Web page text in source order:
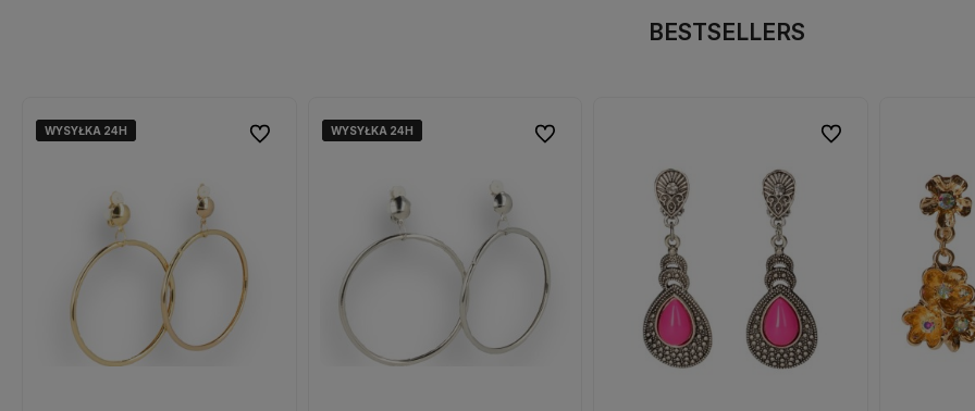
BESTSELLERS
WYSYŁKA 24H
WYSYŁKA 24H
WYSYŁKA 24H Do ulubionychWYSYŁKA 24H
WYSYŁKA 24H
WYSYŁKA 24H Do ulubionych Do ulubionych